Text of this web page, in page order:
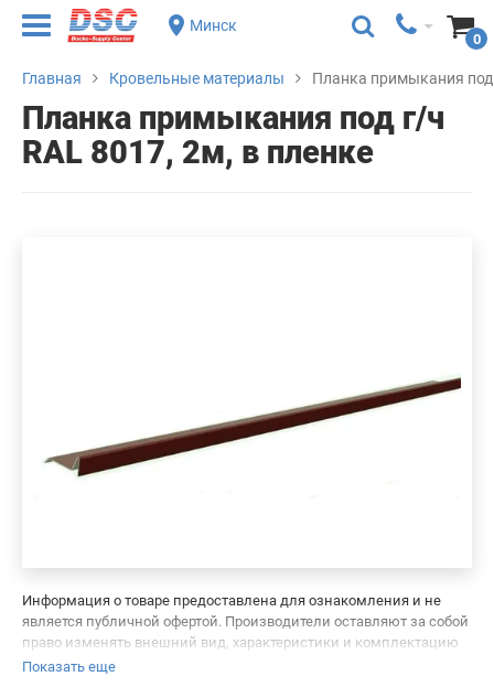
Минск
0
Главная Кровельные материалы Планка примыкания под
Планка примыкания под г/ч
RAL 8017, 2м, в пленке
Информация о товаре предоставлена для ознакомления и не
является публичной офертой. Производители оставляют за собой
право изменять внешний вид, характеристики и комплектацию
товара, предварительно не уведомляя продавцов и потребителей.
Показать еще